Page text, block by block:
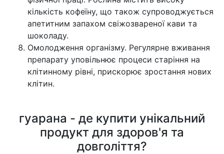
кількість кофеїну, що також супроводжується
апетитним запахом свіжозвареної кави та
шоколаду.
Омолодження організму. Регулярне вживання
препарату уповільнює процеси старіння на
клітинному рівні, прискорює зростання нових
клітин.
гуарана - де купити унікальний
продукт для здоров'я та
довголіття?